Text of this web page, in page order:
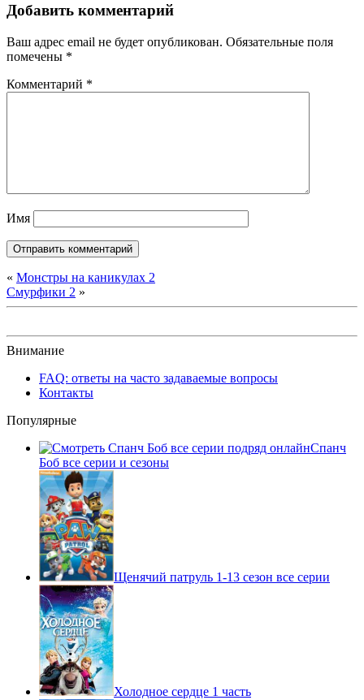
Добавить комментарий
Ваш адрес email не будет опубликован. Обязательные поля
помечены *
Комментарий *
Имя
« Монстры на каникулах 2
Смурфики 2 »
Внимание
FAQ: ответы на часто задаваемые вопросы
Контакты
Популярные
Спанч
Боб все серии и сезоны
Щенячий патруль 1-13 сезон все серии
Холодное сердце 1 часть